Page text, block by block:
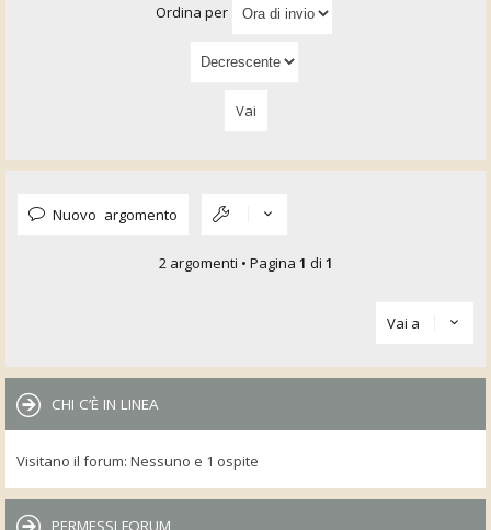
Ordina per
Nuovo argomento
2 argomenti • Pagina 1 di 1
Vai a
CHI C’È IN LINEA
Visitano il forum: Nessuno e 1 ospite
PERMESSI FORUM